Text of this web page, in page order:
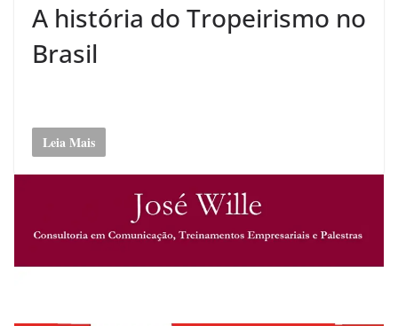
A história do Tropeirismo no
Brasil
Leia Mais